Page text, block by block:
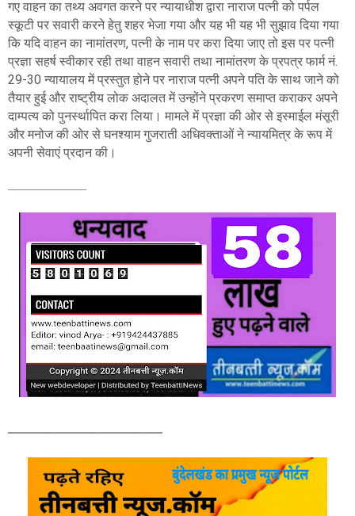
गए वाहन का तथ्य अवगत करने पर न्यायाधीश द्वारा नाराज पत्नी को पर्पल
स्कूटी पर सवारी करने हेतु शहर भेजा गया और यह भी यह भी सुझाव दिया गया
कि यदि वाहन का नामांतरण, पत्नी के नाम पर करा दिया जाए तो इस पर पत्नी
प्रज्ञा सहर्ष स्वीकार रही तथा वाहन सवारी तथा नामांतरण के प्रपत्र फार्म नं.
29-30 न्यायालय में प्रस्तुत होने पर नाराज पत्नी अपने पति के साथ जाने को
तैयार हुई और राष्ट्रीय लोक अदालत में उन्होंने प्रकरण समाप्त कराकर अपने
दाम्पत्य को पुनर्स्थापित करा लिया। मामले में प्रज्ञा की ओर से इस्माईल मंसूरी
और मनोज की ओर से घनश्याम गुजराती अधिवक्ताओं ने न्यायमित्र के रूप में
अपनी सेवाएं प्रदान की।